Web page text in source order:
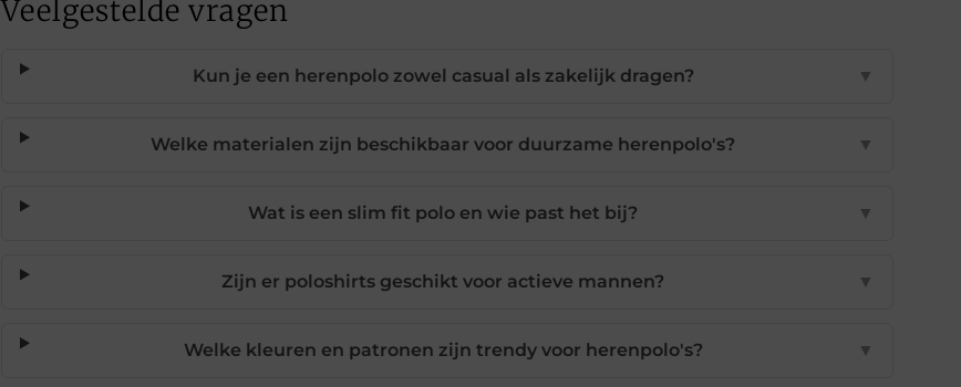
Veelgestelde vragen
Kun je een herenpolo zowel casual als zakelijk dragen? ▼
Welke materialen zijn beschikbaar voor duurzame herenpolo's? ▼
Wat is een slim fit polo en wie past het bij? ▼
Zijn er poloshirts geschikt voor actieve mannen? ▼
Welke kleuren en patronen zijn trendy voor herenpolo's? ▼